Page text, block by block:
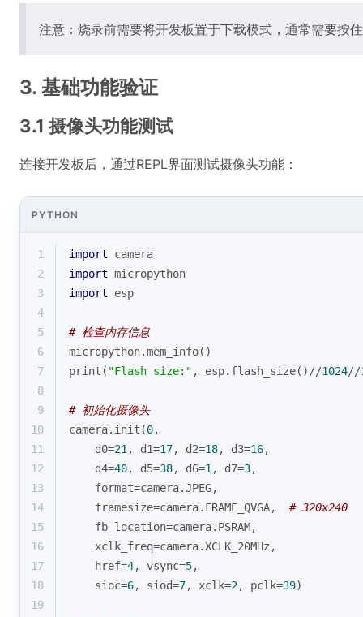
注意：烧录前需要将开发板置于下载模式，通常需要按
3. 基础功能验证
3.1 摄像头功能测试
连接开发板后，通过REPL界面测试摄像头功能：
PYTHON
1 import camera
2
import micropython
3
import esp
4
5
# 检查内存信息
6
micropython.mem_info()
7
print ( "Flash size:" , esp.flash_size()//1024//
8
9
# 初始化摄像头
10
camera.init(0,
11
    d0=
21 , d1=17, d2=18, d3=16,
12
    d4=
40, d5=38, d6=1 , d7=3,
13
format=camera.JPEG,
14
    framesize=camera.FRAME_QVGA,
# 320x240
15
    fb_location=camera.PSRAM,
16
    xclk_freq=camera.XCLK_20MHz,
17
    href=
4, vsync=5,
18
    sioc=
6, siod=7, xclk=2, pclk=39)
19